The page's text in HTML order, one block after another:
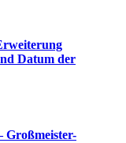
Datum der
Großmeister-